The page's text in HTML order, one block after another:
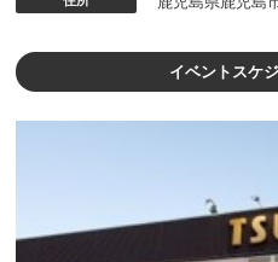
イベントスケ